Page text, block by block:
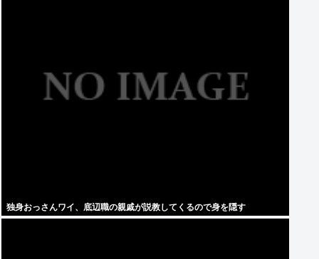
独身おっさんワイ、底辺職の親戚が説教してくるので身を隠す